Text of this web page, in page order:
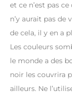
et ce n’est pas
n’y aurait pas de
de cela, il y en a
Les couleurs
le monde a des
noir les couvrira
ailleurs. Ne